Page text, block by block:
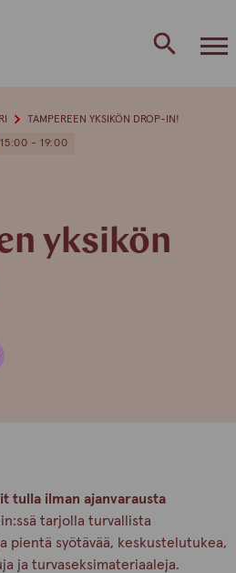
15:00 - 19:00
yksikön
TAMPEREEN YKSIKÖN DROP-IN!
tulla ilman ajanvarausta
in:ssä tarjolla turvallista
pientä syötävää, keskustelutukea,
ja turvaseksimateriaaleja.